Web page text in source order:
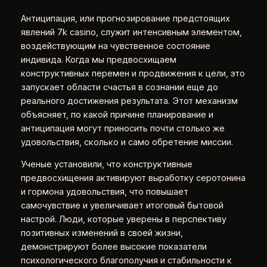
Антиципация, или прогнозирование предстоящих
явлений 7k casino, служит интенсивным элементом,
воздействующим на чувственное состояние
индивида. Когда мы предвосхищаем
конструктивных перемен и продвижения к цели, это
запускает области счастья в сознании еще до
реального достижения результата. Этот механизм
объясняет, по какой причине планирование и
антиципация могут приносить почти столько же
удовольствия, сколько и само обретение миссии.
Ученые установили, что конструктивные
предвосхищения активируют выработку серотонина
и гормона удовольствия, что повышает
самочувствие и увеличивает итоговый бытовой
настрой. Люди, которые уверены в перспективу
позитивных изменений в своей жизни,
демонстрируют более высокие показатели
психологического благополучия и стабильности к